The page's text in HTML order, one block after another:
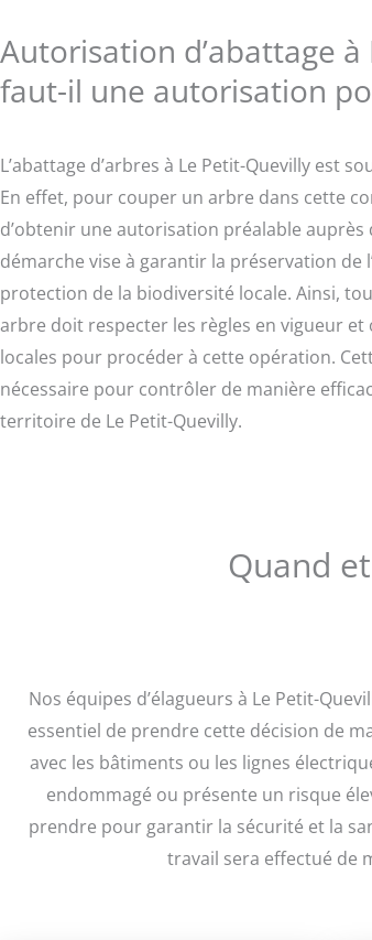
Autorisation d’abattage
faut-il une autorisation
L’abattage d’arbres à Le Petit-Quevilly est
En effet, pour couper un arbre dans cette
d’obtenir une autorisation préalable
démarche vise à garantir la préservation de
protection de la biodiversité locale. Ainsi,
arbre doit respecter les règles en vigueur et
locales pour procéder à cette opération.
nécessaire pour contrôler de manière
territoire de Le Petit-Quevilly.
Quand
Nos équipes d’élagueurs à Le Petit-
essentiel de prendre cette décision de
avec les bâtiments ou les lignes
endommagé ou présente un risque
prendre pour garantir la sécurité et la
travail sera effectué de